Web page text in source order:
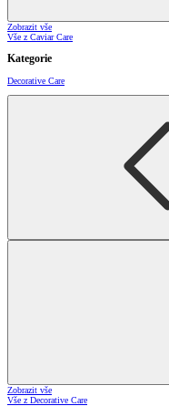
Zobrazit vše
Vše z Caviar Care
Kategorie
Decorative Care
Zobrazit vše
Vše z Decorative Care